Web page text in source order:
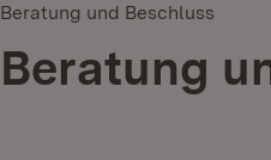
Beratung und Beschluss
Beratung